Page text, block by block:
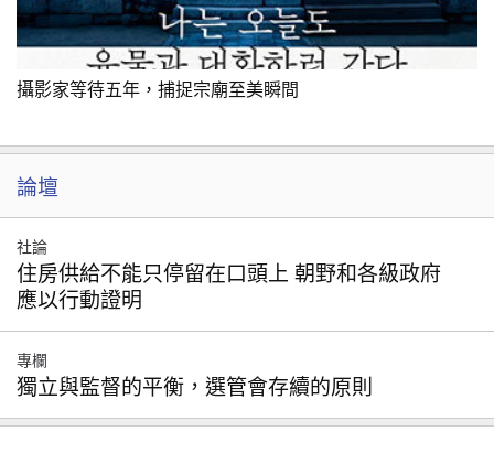
攝影家等待五年，捕捉宗廟至美瞬間
論壇
社論
住房供給不能只停留在口頭上 朝野和各級政府
應以行動證明
專欄
獨立與監督的平衡，選管會存續的原則